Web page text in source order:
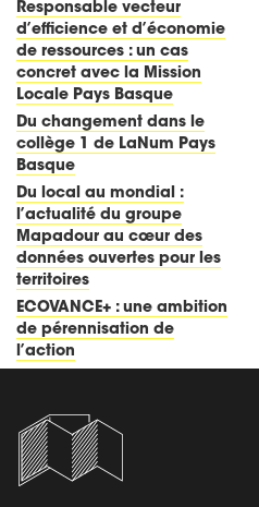
Responsable vecteur
d’efficience et d’économie
de ressources : un cas
concret avec la Mission
Locale Pays Basque
Du changement dans le
collège 1 de LaNum Pays
Basque
Du local au mondial :
l’actualité du groupe
Mapadour au cœur des
données ouvertes pour les
territoires
ECOVANCE+ : une ambition
de pérennisation de
l’action